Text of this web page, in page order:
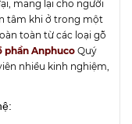
mang lại cho người
tâm khi ở trong một
toàn từ các loại gỗ
phần Anphuco Quý
nhiều kinh nghiệm,